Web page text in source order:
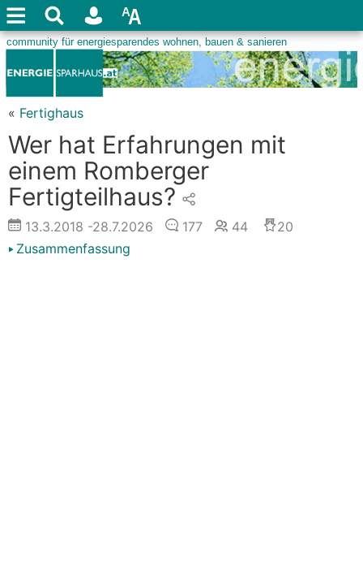
« Fertighaus
Wer hat Erfahrungen mit
einem Romberger
Fertigteilhaus?
13.3.2018 -28.7.2026 177 44
20
Zusammenfassung